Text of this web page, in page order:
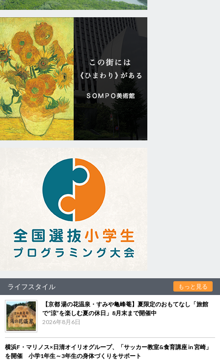
ライフスタイル もっと見る
【京都 湯の花温泉・すみや亀峰菴】夏限定のおもてなし「旅館
で“涼”を楽しむ夏の休日」8月末まで開催中
2026年8月6日
横浜F・マリノス×日清オイリオグループ、「サッカー教室&食育講座 in 宮崎」
を開催 小学1年生～3年生の身体づくりをサポート